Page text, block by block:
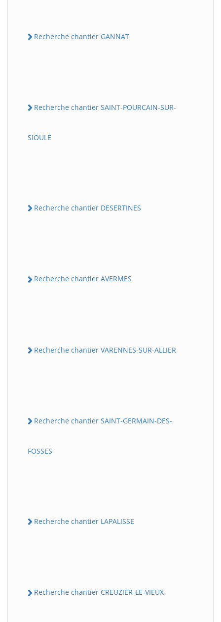
Recherche chantier GANNAT
Recherche chantier SAINT-POURCAIN-SUR-
SIOULE
Recherche chantier DESERTINES
Recherche chantier AVERMES
Recherche chantier VARENNES-SUR-ALLIER
Recherche chantier SAINT-GERMAIN-DES-
FOSSES
Recherche chantier LAPALISSE
Recherche chantier CREUZIER-LE-VIEUX